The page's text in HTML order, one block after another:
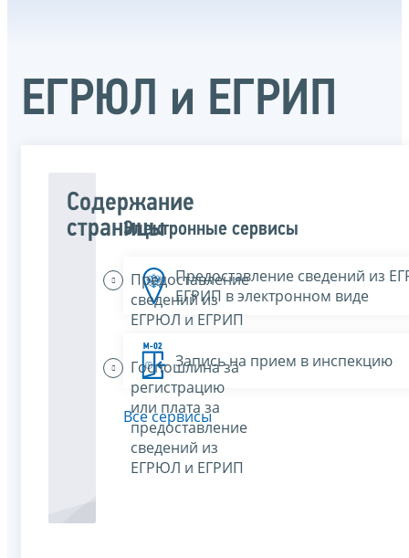
ЕГРЮЛ и ЕГРИП
Содержание
страницы
Предоставление
сведений из
ЕГРЮЛ и ЕГРИП
Госпошлина за
регистрацию
или плата за
предоставление
сведений из
ЕГРЮЛ и ЕГРИП
Электронные сервисы
Предоставление сведений из
ЕГРИП в электронном виде
Запись на прием в инспекцию
Все сервисы